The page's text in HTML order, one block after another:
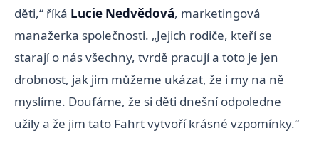
děti,“ říká Lucie Nedvědová, marketingová
manažerka společnosti. „Jejich rodiče, kteří se
starají o nás všechny, tvrdě pracují a toto je jen
drobnost, jak jim můžeme ukázat, že i my na ně
myslíme. Doufáme, že si děti dnešní odpoledne
užily a že jim tato Fahrt vytvoří krásné vzpomínky.“